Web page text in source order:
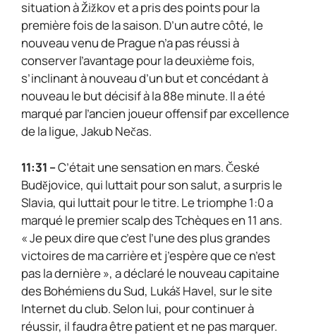
situation à Žižkov et a pris des points pour la
première fois de la saison. D’un autre côté, le
nouveau venu de Prague n’a pas réussi à
conserver l’avantage pour la deuxième fois,
s’inclinant à nouveau d’un but et concédant à
nouveau le but décisif à la 88e minute. Il a été
marqué par l’ancien joueur offensif par excellence
de la ligue, Jakub Nečas.
11:31 –C’était une sensation en mars. České
Budějovice, qui luttait pour son salut, a surpris le
Slavia, qui luttait pour le titre. Le triomphe 1:0 a
marqué le premier scalp des Tchèques en 11 ans.
« Je peux dire que c’est l’une des plus grandes
victoires de ma carrière et j’espère que ce n’est
pas la dernière », a déclaré le nouveau capitaine
des Bohémiens du Sud, Lukáš Havel, sur le site
Internet du club. Selon lui, pour continuer à
réussir, il faudra être patient et ne pas marquer.